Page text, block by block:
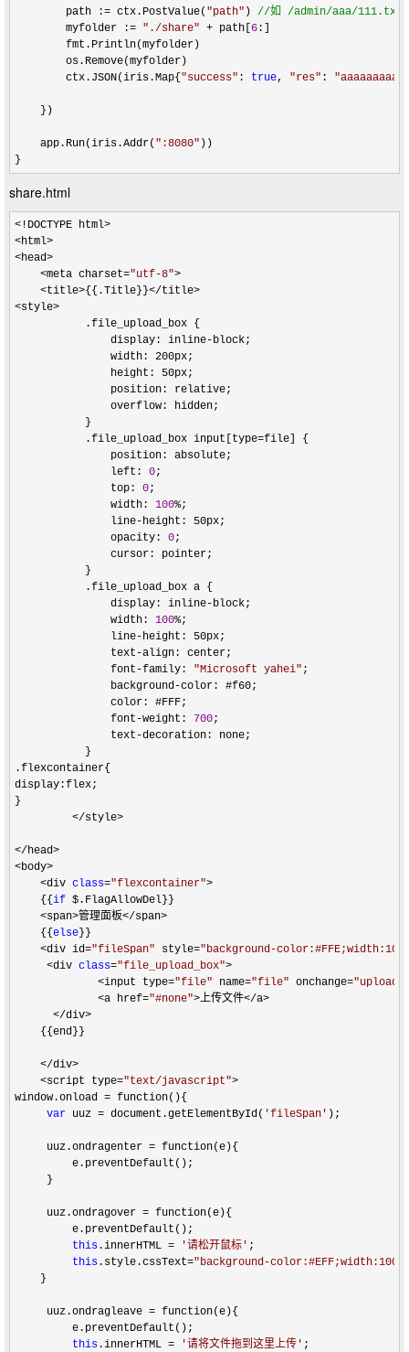
        path :
= ctx.PostValue( "path" ) //如 /admin/aaa/111.txt
        myfolder :=
" ./share" + path[6 :]
        fmt.Println(myfolder)
        os.Remove(myfolder)
        ctx.JSON(iris.Map{
"success" : true, "res" : "
    })
    app.Run(iris.Addr(
" :8080" ))
}
share.html
<!DOCTYPE html>
<html>
<head>
    <meta charset=
"utf-8">
    <title>{{.Title}}</title>
<style>
           .file_upload_box {
               display: inline
- block;
               width: 200px;
               height: 50px;
               position: relative;
               overflow: hidden;
           }
           .file_upload_box input[type
=file] {
               position: absolute;
               left:
0;
               top:
0;
               width:
100%;
               line
- height: 50px;
               opacity:
0;
               cursor: pointer;
           }
           .file_upload_box a {
               display: inline
- block;
               width:
100%;
               line
- height: 50px;
               text
-align: center;
               font
-family: "Microsoft yahei" ;
               background
-color: #f60;
               color: #FFF;
               font
-weight: 700;
               text
-decoration: none;
           }
.flexcontainer{
display:flex;
}
</style>
</head>
<body>
    <div
class="flexcontainer">
    {{
if $.FlagAllowDel}}
<span>管理面板</span>
    {{
else}}
<div id="fileSpan" style=" background-
     <div
class="file_upload_box">
             <input type=
"file" name="file" onchange="
             <a href=
"#none">上传文件</a>
      </div>
    {{end}}
</div>
    <script type=
"text/javascript">
window.onload = function(){
var uuz = document.getElementById( 'fileSpan ' );
     uuz.ondragenter
= function(e){
         e.preventDefault();
     }
     uuz.ondragover
= function(e){
         e.preventDefault();
this .innerHTML = '请松开鼠标 ' ;
this .style.cssText=" background-
    }
     uuz.ondragleave
= function(e){
         e.preventDefault();
this .innerHTML = '请将文件拖到这里上传 ' ;